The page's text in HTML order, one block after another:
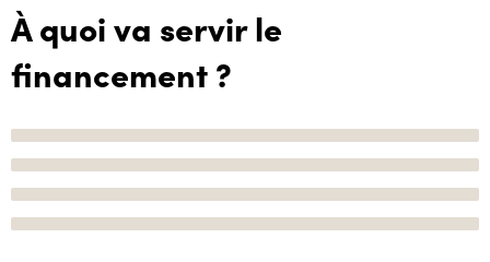
À quoi va servir le
financement ?